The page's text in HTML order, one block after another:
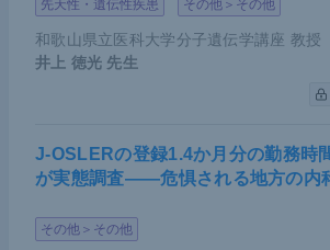
先天性・遺伝性疾患 その他＞その他
和歌山県立医科大学分子遺伝学講座 教授
井上 徳光 先生
J-OSLERの登録1.4か月分の勤務時
が実態調査――危惧される地方の内
その他＞その他